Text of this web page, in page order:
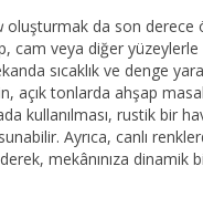
oluşturmak da son derece
cam veya diğer yüzeylerle
sıcaklık ve denge
açık tonlarda ahşap
kullanılması, rustik bir
Ayrıca, canlı
mekânınıza dinamik